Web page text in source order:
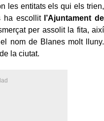
les entitats els qui els trien,
ha escollitl’Ajuntament de
per assolit la fita, així
nom de Blanes molt lluny.
la ciutat.